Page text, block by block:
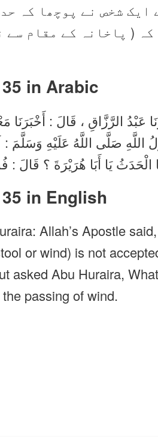
شخص نے پوچھا کہ
( پاخانہ کے مقام سے
in Arabic
عَبْدُ الرَّزَّاقِ ، قَالَ :
اللَّهِ صَلَّى اللَّهُ عَلَيْهِ وَسَلَّمَ
يَا أَبَا هُرَيْرَةَ ؟ قَالَ :
in English
Allah’s Apostle
or wind) is not
asked Abu Huraira,
the passing of wind.